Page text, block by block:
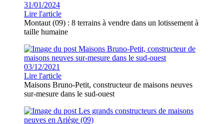
31/01/2024
Lire l'article
Montaut (09) : 8 terrains à vendre dans un lotissement à
taille humaine
03/12/2021
Lire l'article
Maisons Bruno-Petit, constructeur de maisons neuves
sur-mesure dans le sud-ouest